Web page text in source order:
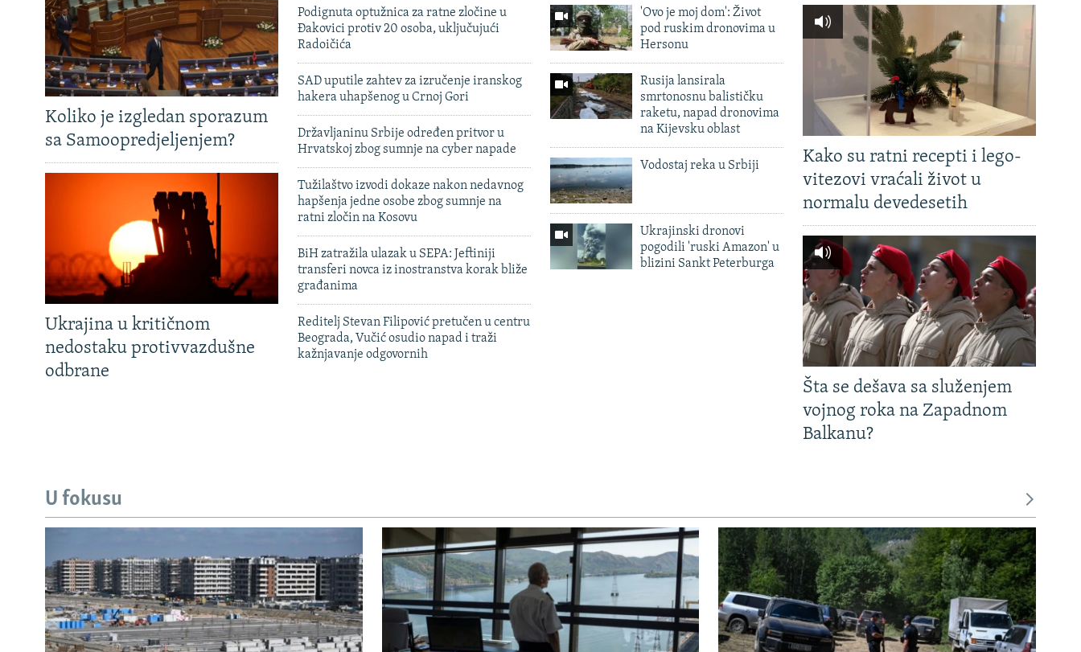
Koliko je izgledan sporazum
sa Samoopredjeljenjem?
Ukrajina u kritičnom
nedostaku protivvazdušne
odbrane
Podignuta optužnica za ratne zločine u
Đakovici protiv 20 osoba, uključujući
Radoičića
SAD uputile zahtev za izručenje iranskog
hakera uhapšenog u Crnoj Gori
Državljaninu Srbije određen pritvor u
Hrvatskoj zbog sumnje na cyber napade
Tužilaštvo izvodi dokaze nakon nedavnog
hapšenja jedne osobe zbog sumnje na
ratni zločin na Kosovu
BiH zatražila ulazak u SEPA: Jeftiniji
transferi novca iz inostranstva korak bliže
građanima
Reditelj Stevan Filipović pretučen u centru
Beograda, Vučić osudio napad i traži
kažnjavanje odgovornih
'Ovo je moj dom': Život
pod ruskim dronovima u
Hersonu
Rusija lansirala
smrtonosnu balističku
raketu, napad dronovima
na Kijevsku oblast
Vodostaj reka u Srbiji
Ukrajinski dronovi
pogodili 'ruski Amazon' u
blizini Sankt Peterburga
Kako su ratni recepti i lego-
vitezovi vraćali život u
normalu devedesetih
Šta se dešava sa služenjem
vojnog roka na Zapadnom
Balkanu?
U fokusu